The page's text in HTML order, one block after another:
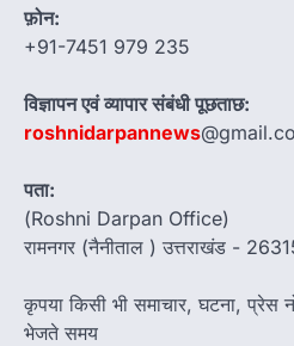
फ़ोन:
+91-7451 979 235
विज्ञापन एवं व्यापार संबंधी पूछताछ:
roshnidarpannews
पता:
(Roshni Darpan Office)
रामनगर (नैनीताल ) उत्तराखंड -
कृपया किसी भी समाचार, घटना, प्रेस
भेजते समय